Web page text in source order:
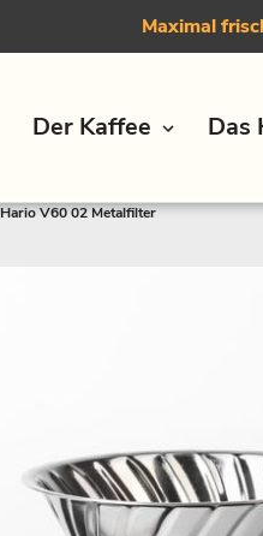
Maximal
Der Kaffee Das
Hario V60 02 Metalfilter